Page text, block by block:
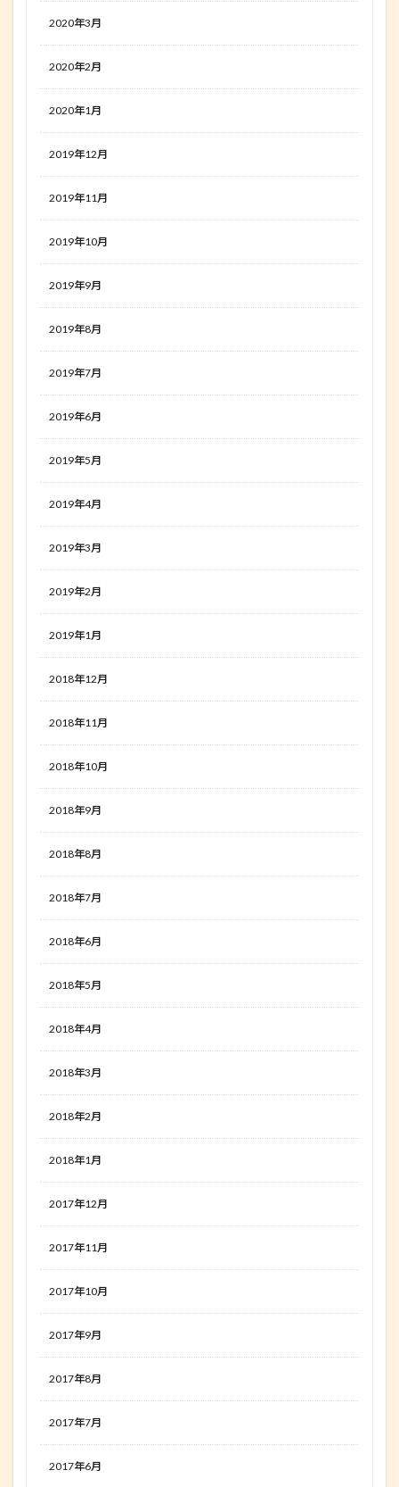
2020年3月
2020年2月
2020年1月
2019年12月
2019年11月
2019年10月
2019年9月
2019年8月
2019年7月
2019年6月
2019年5月
2019年4月
2019年3月
2019年2月
2019年1月
2018年12月
2018年11月
2018年10月
2018年9月
2018年8月
2018年7月
2018年6月
2018年5月
2018年4月
2018年3月
2018年2月
2018年1月
2017年12月
2017年11月
2017年10月
2017年9月
2017年8月
2017年7月
2017年6月